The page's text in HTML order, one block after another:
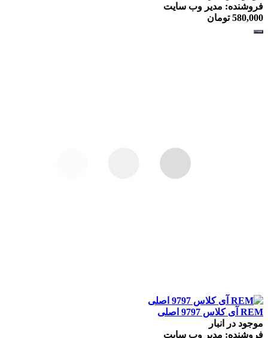
فروشنده: مدیر وب سایت
580,000 تومان
REM آی كلاس 9797 اصلی
موجود در انبار
فروشنده: مدیر وب سایت